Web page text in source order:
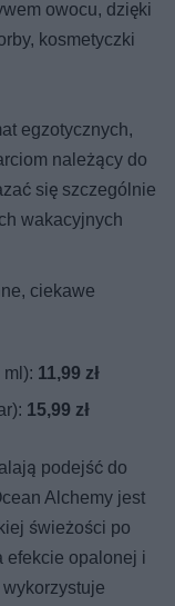
owocu, dzięki
kosmetyczki
egzotycznych,
należący do
się szczególnie
wakacyjnych
ciekawe
ml): 11,99 zł
15,99 zł
podejść do
Alchemy jest
świeżości po
efekcie opalonej i